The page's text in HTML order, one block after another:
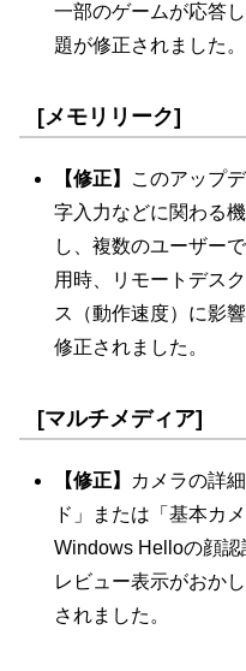
一部のゲームが応答
題が修正されました。
[メモリリーク]
【修正】
このアップ
字入力などに関わる
し、複数のユーザー
用時、リモートデス
ス（動作速度）に影
修正されました。
[マルチメディア]
【修正】
カメラの詳
ド」または「基本カ
Windows Helloの顔
レビュー表示がおか
されました。